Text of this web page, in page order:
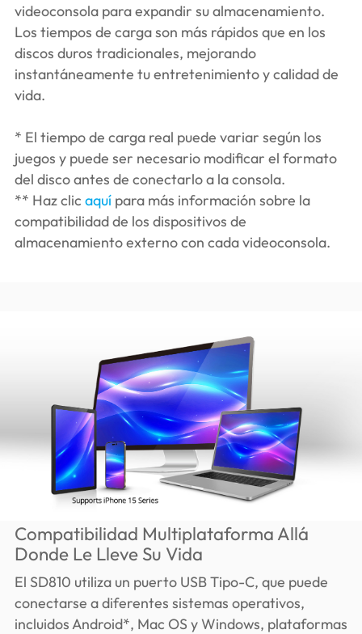
videoconsola para expandir su almacenamiento.
Los tiempos de carga son más rápidos que en los
discos duros tradicionales, mejorando
instantáneamente tu entretenimiento y calidad de
vida.
* El tiempo de carga real puede variar según los
juegos y puede ser necesario modificar el formato
del disco antes de conectarlo a la consola.
** Haz clic aquípara más información sobre la
compatibilidad de los dispositivos de
almacenamiento externo con cada videoconsola.
Compatibilidad Multiplataforma Allá
Donde Le Lleve Su Vida
El SD810 utiliza un puerto USB Tipo-C, que puede
conectarse a diferentes sistemas operativos,
incluidos Android*, Mac OS y Windows, plataformas